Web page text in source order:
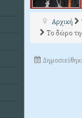
Αρχική
Το δώρο